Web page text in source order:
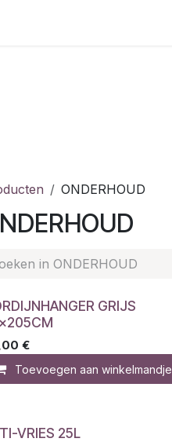
ONDERHOUD
GRIJS
€
Toevoegen aan winkelmandje
VRIES 25L